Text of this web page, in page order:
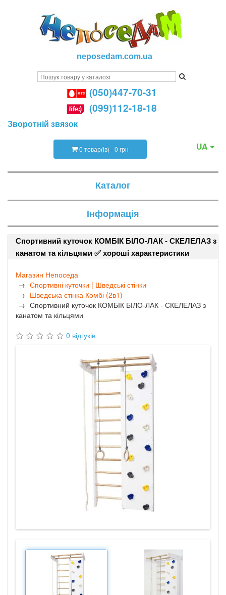
neposedam.com.ua
(050)447-70-31
(099)112-18-18
Зворотній звязок
UA
0 товар(ів) - 0 грн
Каталог
Інформація
Спортивний куточок КОМБІК БІЛО-ЛАК - СКЕЛЕЛАЗ з
канатом та кільцями ✅ хороші характеристики
Магазин Непоседа
Спортивні куточки | Шведські стінки
Шведська стінка Комбі (2в1)
Спортивний куточок КОМБІК БІЛО-ЛАК - СКЕЛЕЛАЗ з
канатом та кільцями
0 відгуків